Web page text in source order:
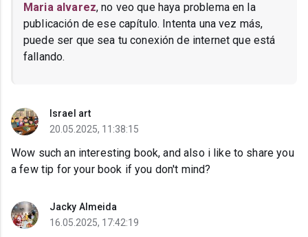
Maria alvarez, no veo que haya problema en la
publicación de ese capítulo. Intenta una vez más,
puede ser que sea tu conexión de internet que está
fallando.
Israel art
20.05.2025, 11:38:15
Wow such an interesting book, and also i like to share you
a few tip for your book if you don't mind?
Jacky Almeida
16.05.2025, 17:42:19